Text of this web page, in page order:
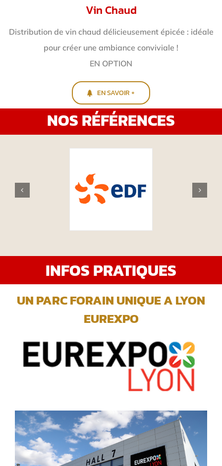
Vin Chaud
Distribution de vin chaud délicieusement épicée : idéale
pour créer une ambiance conviviale !
EN OPTION
EN SAVOIR +
NOS RÉFÉRENCES
INFOS PRATIQUES
UN PARC FORAIN UNIQUE A LYON
EUREXPO